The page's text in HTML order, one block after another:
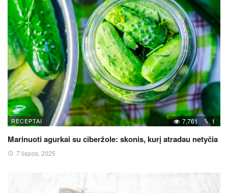
RECEPTAI 7,761 1
Marinuoti agurkai su ciberžole: skonis, kurį atradau netyčia
7 liepos, 2025